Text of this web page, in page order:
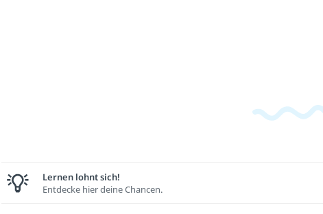
Lernen lohnt sich!
Entdecke hier deine Chancen.